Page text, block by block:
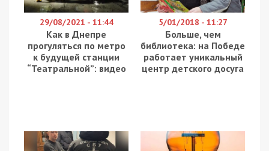
29/08/2021 - 11:44
Как в Днепре
прогуляться по метро
к будущей станции
“Театральной”: видео
5/01/2018 - 11:27
Больше, чем
библиотека: на Победе
работает уникальный
центр детского досуга